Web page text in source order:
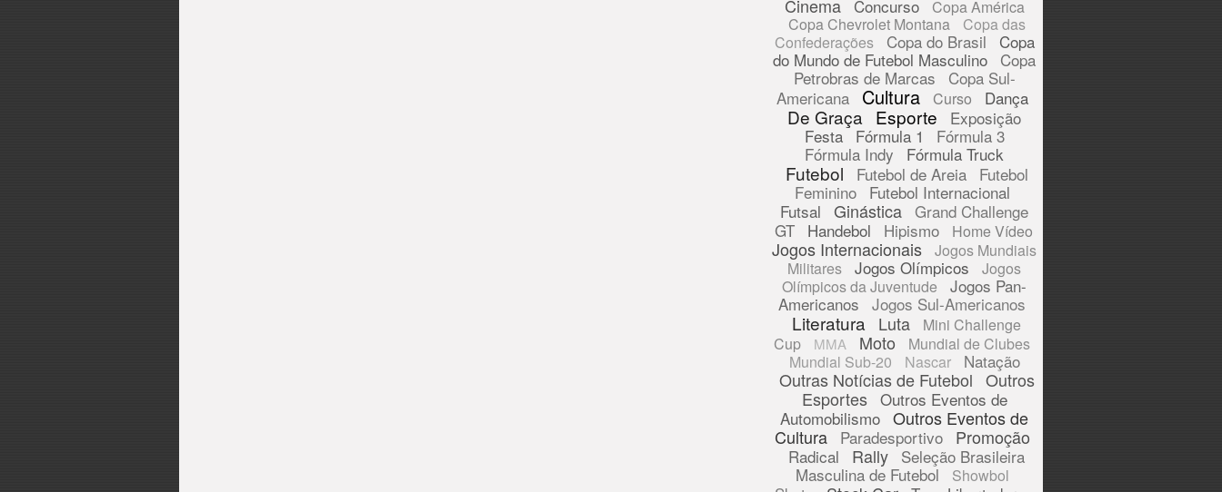
Cinema Concurso
Copa América
Copa Chevrolet Montana
Copa das
Confederações
Copa do Brasil Copa
do Mundo de Futebol Masculino Copa
Petrobras de Marcas
Copa Sul-
Americana
Cultura Curso Dança
De Graça Esporte
Exposição
Festa
Fórmula 1
Fórmula 3
Fórmula Indy
Fórmula Truck
Futebol Futebol de Areia
Futebol
Feminino
Futebol Internacional
Futsal Ginástica Grand Challenge
GT Handebol Hipismo Home Vídeo
Jogos Internacionais
Jogos Mundiais
Militares
Jogos Olímpicos
Jogos
Olímpicos da Juventude
Jogos Pan-
Americanos Jogos Sul-Americanos
Literatura Luta
Mini Challenge
Cup
MMA Moto
Mundial de Clubes
Mundial Sub-20
Nascar Natação
Outras Notícias de Futebol Outros
Esportes Outros Eventos de
Automobilismo Outros Eventos de
Cultura
Paradesportivo Promoção
Radical Rally Seleção Brasileira
Masculina de Futebol
Showbol